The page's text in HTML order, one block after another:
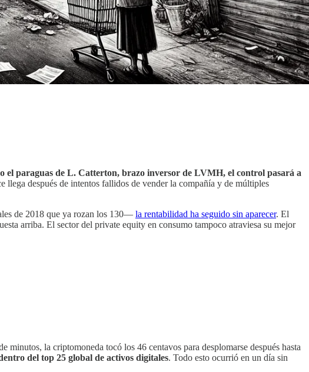
el paraguas de L. Catterton, brazo inversor de LVMH, el control pasará a
llega después de intentos fallidos de vender la compañía y de múltiples
de 2018 que ya rozan los 130— la rentabilidad ha seguido sin aparecer. El
arriba. El sector del private equity en consumo tampoco atraviesa su mejor
la criptomoneda tocó los 46 centavos para desplomarse después hasta
del top 25 global de activos digitales. Todo esto ocurrió en un día sin